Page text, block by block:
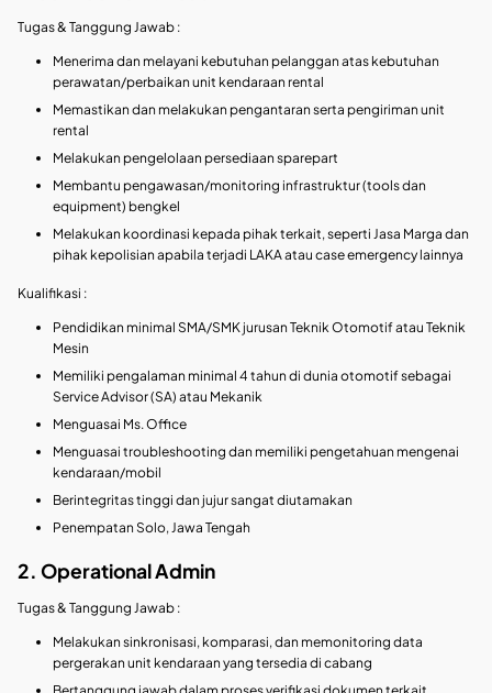
Tugas & Tanggung Jawab :
Menerima dan melayani kebutuhan pelanggan atas kebutuhan
perawatan/perbaikan unit kendaraan rental
Memastikan dan melakukan pengantaran serta pengiriman unit
rental
Melakukan pengelolaan persediaan sparepart
Membantu pengawasan/monitoring infrastruktur (tools dan
equipment) bengkel
Melakukan koordinasi kepada pihak terkait, seperti Jasa Marga dan
pihak kepolisian apabila terjadi LAKA atau case emergency lainnya
Kualifikasi :
Pendidikan minimal SMA/SMK jurusan Teknik Otomotif atau Teknik
Mesin
Memiliki pengalaman minimal 4 tahun di dunia otomotif sebagai
Service Advisor (SA) atau Mekanik
Menguasai Ms. Office
Menguasai troubleshooting dan memiliki pengetahuan mengenai
kendaraan/mobil
Berintegritas tinggi dan jujur sangat diutamakan
Penempatan Solo, Jawa Tengah
2. Operational Admin
Tugas & Tanggung Jawab :
Melakukan sinkronisasi, komparasi, dan memonitoring data
pergerakan unit kendaraan yang tersedia di cabang